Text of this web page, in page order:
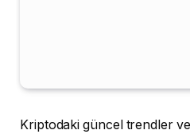
Kriptodaki güncel trendler